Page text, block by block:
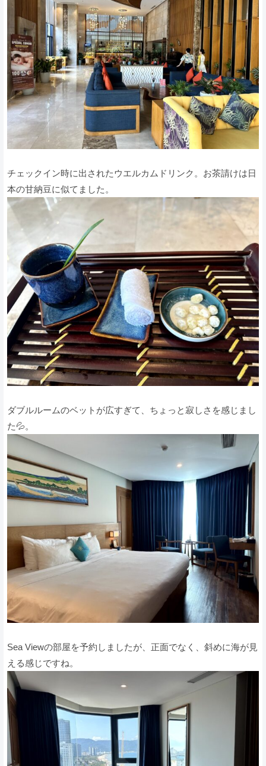
チェックイン時に出されたウエルカムドリンク。お茶請けは日
本の甘納豆に似てました。
ダブルルームのベットが広すぎて、ちょっと寂しさを感じまし
た💦。
Sea Viewの部屋を予約しましたが、正面でなく、斜めに海が見
える感じですね。